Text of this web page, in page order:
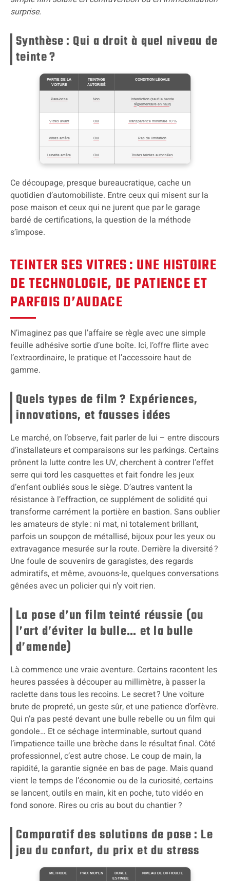
surprise.
Synthèse : Qui a droit à quel niveau de
teinte ?
PARTIE DE LA
VOITURE
TEINTAGE
AUTORISÉ
CONDITION LÉGALE
Pare-brise Non
Interdiction (sauf la bande
réglementaire en haut)
Vitres avant Oui Transparence minimale 70 %
Vitres arrière Oui Pas de limitation
Lunette arrière Oui Toutes teintes autorisées
Ce découpage, presque bureaucratique, cache un
quotidien d’automobiliste. Entre ceux qui misent sur la
pose maison et ceux qui ne jurent que par le garage
bardé de certifications, la question de la méthode
s’impose.
TEINTER SES VITRES : UNE HISTOIRE
DE TECHNOLOGIE, DE PATIENCE ET
PARFOIS D’AUDACE
N’imaginez pas que l’affaire se règle avec une simple
feuille adhésive sortie d’une boîte. Ici, l’offre flirte avec
l’extraordinaire, le pratique et l’accessoire haut de
gamme.
Quels types de film ? Expériences,
innovations, et fausses idées
Le marché, on l’observe, fait parler de lui – entre discours
d’installateurs et comparaisons sur les parkings. Certains
prônent la lutte contre les UV, cherchent à contrer l’effet
serre qui tord les casquettes et fait fondre les jeux
d’enfant oubliés sous le siège. D’autres vantent la
résistance à l’effraction, ce supplément de solidité qui
transforme carrément la portière en bastion. Sans oublier
les amateurs de style : ni mat, ni totalement brillant,
parfois un soupçon de métallisé, bijoux pour les yeux ou
extravagance mesurée sur la route. Derrière la diversité ?
Une foule de souvenirs de garagistes, des regards
admiratifs, et même, avouons-le, quelques conversations
gênées avec un policier qui n’y voit rien.
La pose d’un film teinté réussie (ou
l’art d’éviter la bulle… et la bulle
d’amende)
Là commence une vraie aventure. Certains racontent les
heures passées à découper au millimètre, à passer la
raclette dans tous les recoins. Le secret ? Une voiture
brute de propreté, un geste sûr, et une patience d’orfèvre.
Qui n’a pas pesté devant une bulle rebelle ou un film qui
gondole… Et ce séchage interminable, surtout quand
l’impatience taille une brèche dans le résultat final. Côté
professionnel, c’est autre chose. Le coup de main, la
rapidité, la garantie signée en bas de page. Mais quand
vient le temps de l’économie ou de la curiosité, certains
se lancent, outils en main, kit en poche, tuto vidéo en
fond sonore. Rires ou cris au bout du chantier ?
Comparatif des solutions de pose : Le
jeu du confort, du prix et du stress
MÉTHODE PRIX MOYEN
DURÉE
ESTIMÉE
NIVEAU DE DIFFICULTÉ